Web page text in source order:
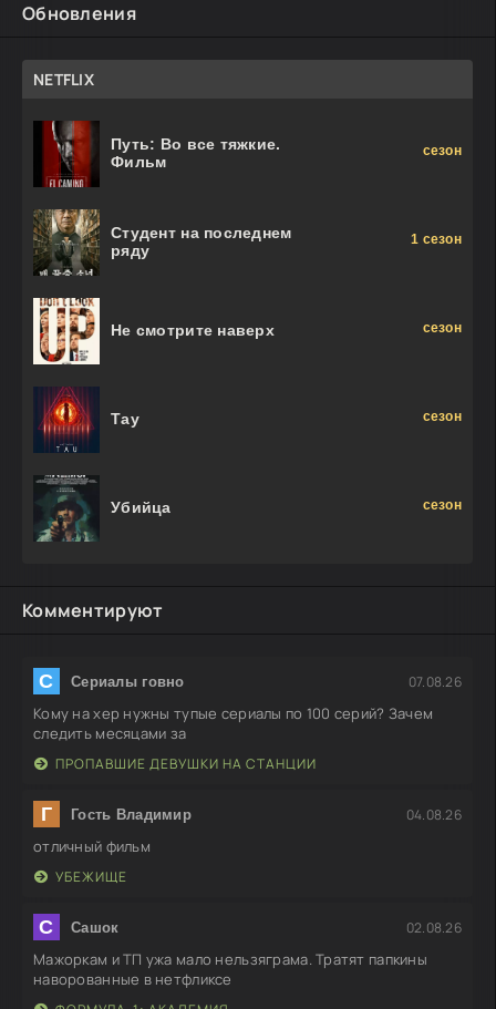
Обновления
NETFLIX
Путь: Во все тяжкие.
Фильм
сезон
Студент на последнем
ряду
1 сезон
Не смотрите наверх сезон
Тау сезон
Убийца сезон
Комментируют
С Сериалы говно 07.08.26
Кому на хер нужны тупые сериалы по 100 серий? Зачем
следить месяцами за
ПРОПАВШИЕ ДЕВУШКИ НА СТАНЦИИ
Г Гость Владимир 04.08.26
отличный фильм
УБЕЖИЩЕ
С Сашок 02.08.26
Мажоркам и ТП ужа мало нельзяграма. Тратят папкины
наворованные в нетфликсе